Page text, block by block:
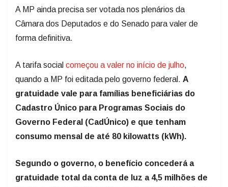
A MP ainda precisa ser votada nos plenários da
Câmara dos Deputados e do Senado para valer de
forma definitiva.
A tarifa social começou a valer no início de julho,
quando a MP foi editada pelo governo federal. A
gratuidade vale para famílias beneficiárias do
Cadastro Único para Programas Sociais do
Governo Federal (CadÚnico) e que tenham
consumo mensal de até 80 kilowatts (kWh).
Segundo o governo, o benefício concederá a
gratuidade total da conta de luz a 4,5 milhões de